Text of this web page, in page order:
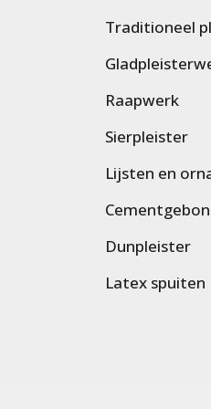
Traditioneel
Raapwerk
Sierpleister
Lijsten en
Dunpleister
Latex spuiten